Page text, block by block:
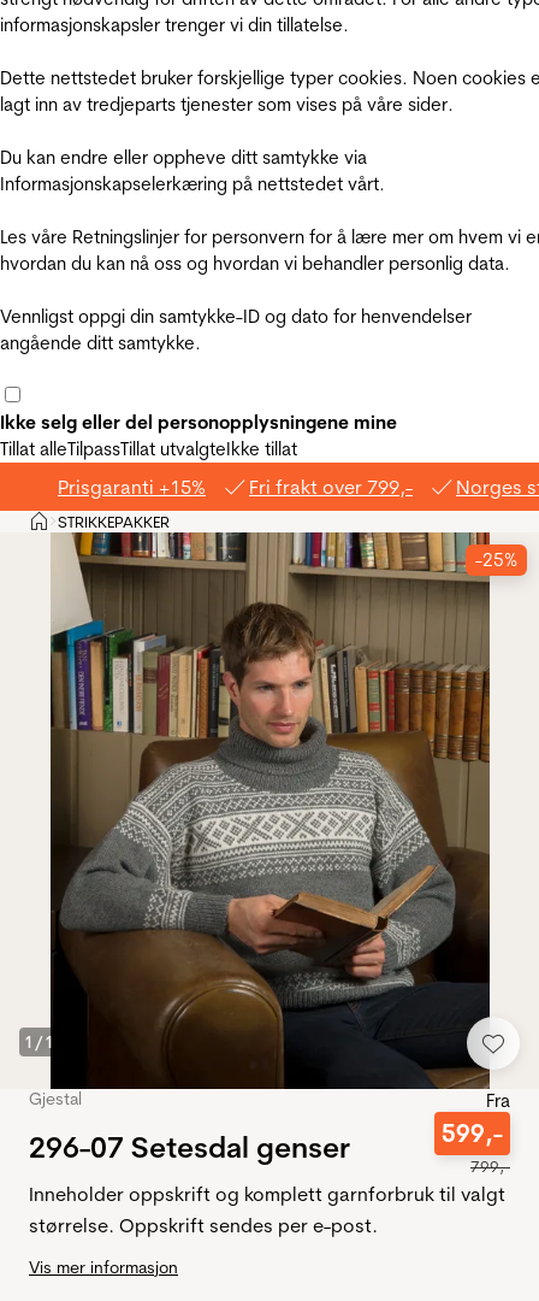
informasjonskapsler trenger vi din tillatelse.
Dette nettstedet bruker forskjellige typer cookies. Noen cookies
lagt inn av tredjeparts tjenester som vises på våre sider.
Du kan endre eller oppheve ditt samtykke via
Informasjonskapselerkæring på nettstedet vårt.
Les våre Retningslinjer for personvern for å lære mer om hvem vi
hvordan du kan nå oss og hvordan vi behandler personlig data.
Vennligst oppgi din samtykke-ID og dato for henvendelser
angående ditt samtykke.
Ikke selg eller del personopplysningene mine
Tillat alleTilpassTillat utvalgteIkke tillat
Prisgaranti +15% Fri frakt over 799,- Norges
Hjem
>STRIKKEPAKKER
1 /1
-25%
Gjestal
296-07 Setesdal genser
Fra
599,-
799,-
Inneholder oppskrift og komplett garnforbruk til valgt
størrelse. Oppskrift sendes per e-post.
Vis mer informasjon